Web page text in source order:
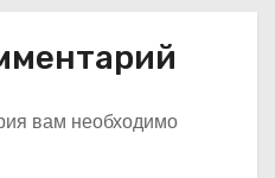
вам необходимо